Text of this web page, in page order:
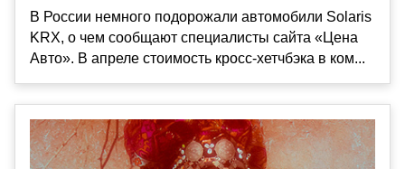
В России немного подорожали автомобили Solaris
KRX, о чем сообщают специалисты сайта «Цена
Авто». В апреле стоимость кросс-хетчбэка в ком...